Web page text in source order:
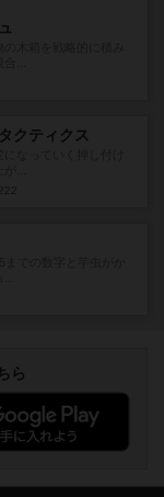
クティクス
ら